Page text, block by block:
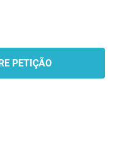
PETIÇÃO